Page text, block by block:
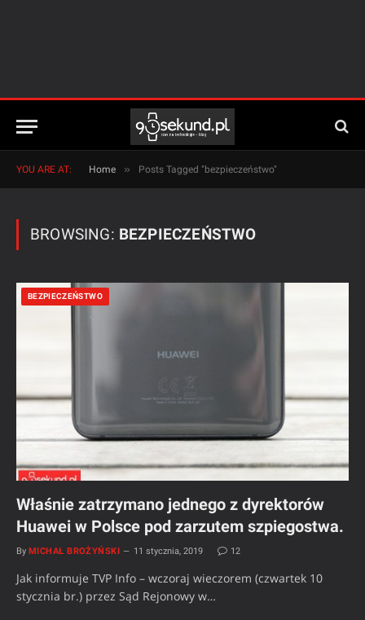
YOU ARE AT: Home » Posts Tagged "bezpieczeństwo"
BROWSING: BEZPIECZEŃSTWO
BEZPIECZEŃSTWO
Właśnie zatrzymano jednego z dyrektorów
Huawei w Polsce pod zarzutem szpiegostwa.
By MICHAŁ BROŻYŃSKI 11 stycznia, 2019 12
Jak informuje TVP Info – wczoraj wieczorem (czwartek 10
stycznia br.) przez Sąd Rejonowy w…